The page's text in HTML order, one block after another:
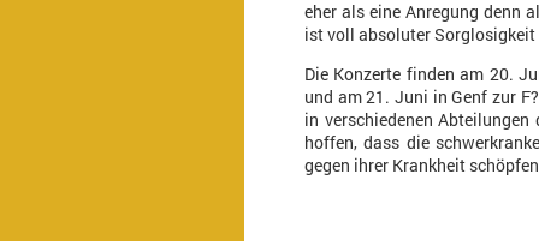
eher als eine Anregung denn
ist voll absoluter
Die Konzerte finden am 20.
und am 21. Juni in Genf zur
in verschiedenen
hoffen, dass die
gegen ihrer Krankheit